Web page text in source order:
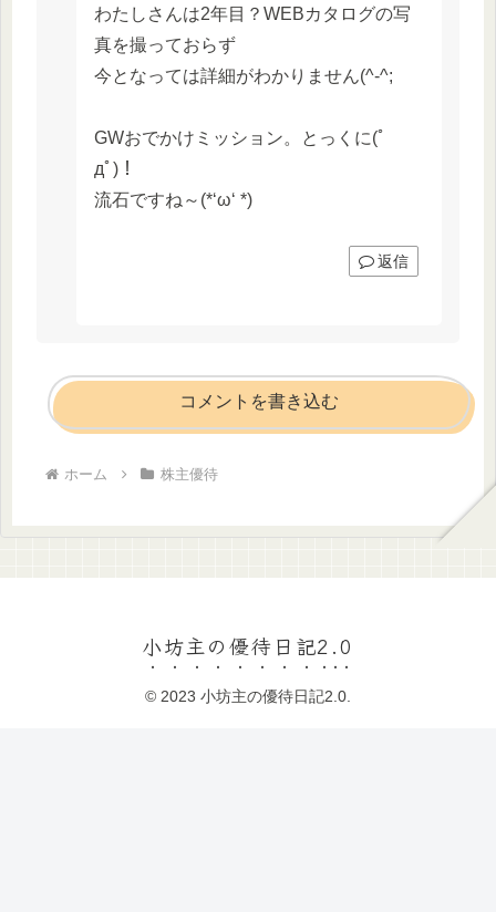
わたしさんは2年目？WEBカタログの写
真を撮っておらず
今となっては詳細がわかりません(^-^;
GWおでかけミッション。とっくに(ﾟ
дﾟ)！
流石ですね～(*‘ω‘ *)
返信
コメントを書き込む
ホーム 株主優待
小坊主の優待日記2.0
© 2023 小坊主の優待日記2.0.